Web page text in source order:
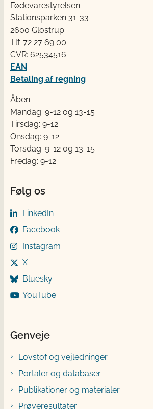
Fødevarestyrelsen
Stationsparken 31-33
2600 Glostrup
Tlf. 72 2​​​7 69 00
CVR: 62534516
EAN
Betaling af regning
Åben:
Mandag: 9-12 og 13-15
Tirsdag: 9-12
Onsdag: 9-12
Torsdag: 9-12 og 13-15
Fredag: 9-12
Følg os
LinkedIn
Facebook
Instagram
X
Bluesky
YouTube
Genveje
Lovstof og vejledninger
Portaler og databaser
Publikationer og materialer
Prøveresultater